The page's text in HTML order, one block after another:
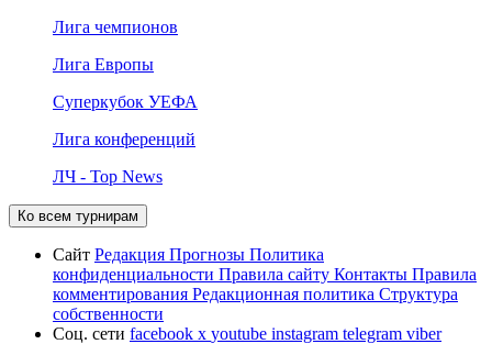
Лига чемпионов
Лига Европы
Суперкубок УЕФА
Лига конференций
ЛЧ - Top News
Ко всем турнирам
Сайт Редакция Прогнозы Политика
конфиденциальности Правила сайту Контакты Правила
комментирования Редакционная политика Структура
собственности
Соц. сети facebook x youtube instagram telegram viber